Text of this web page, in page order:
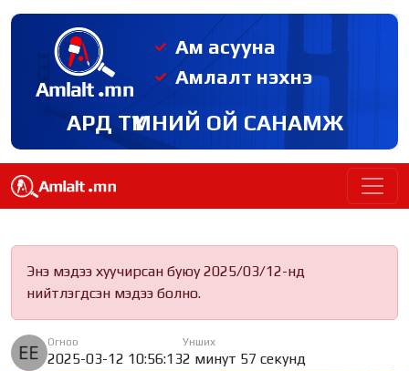
Ам асууна
Амлалт нэхнэ
АРД ТҮМНИЙ ОЙ САНАМЖ
Энэ мэдээ хуучирсан буюу 2025/03/12-нд
нийтлэгдсэн мэдээ болно.
Огноо
2025-03-12 10:56:13
Унших
2 минут 57 секунд